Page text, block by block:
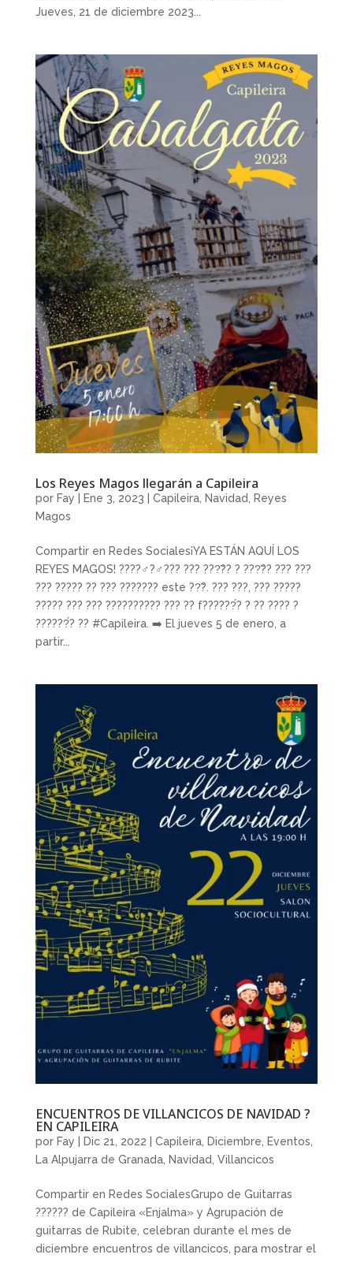
Jueves, 21 de diciembre 2023...
Los Reyes Magos llegarán a Capileira
por Fay Ene 3, 2023 Capileira, Navidad, Reyes
Magos
Compartir en Redes Sociales¡YA ESTÁN AQUÍ LOS
REYES MAGOS! ????‍♂️?‍♂️??? ??? ???̃?? ? ???̃?? ??? ???
??? ????? ?? ??? ??????? este ??̃?. ??? ???, ??? ?????
????? ??? ??? ?????????? ??? ?? f??????́? ? ?? ???? ?
??????́? ?? #Capileira. ➡️ El jueves 5 de enero, a
partir...
ENCUENTROS DE VILLANCICOS DE NAVIDAD ?
EN CAPILEIRA
por Fay Dic 21, 2022 Capileira, Diciembre, Eventos,
La Alpujarra de Granada, Navidad, Villancicos
Compartir en Redes SocialesGrupo de Guitarras
?????? de Capileira «Enjalma» y Agrupación de
guitarras de Rubite, celebran durante el mes de
diciembre encuentros de villancicos, para mostrar el